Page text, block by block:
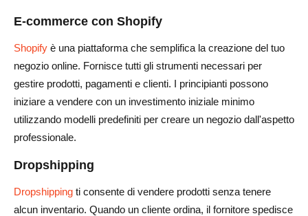
E-commerce con Shopify
Shopify è una piattaforma che semplifica la creazione del tuo
negozio online. Fornisce tutti gli strumenti necessari per
gestire prodotti, pagamenti e clienti. I principianti possono
iniziare a vendere con un investimento iniziale minimo
utilizzando modelli predefiniti per creare un negozio dall'aspetto
professionale.
Dropshipping
Dropshipping ti consente di vendere prodotti senza tenere
alcun inventario. Quando un cliente ordina, il fornitore spedisce